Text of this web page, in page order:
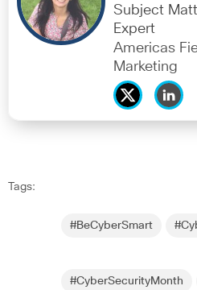
Subject
Expert
Americas
Marketing
Tags:
#BeCyberSmart
#CyberSecurityMonth